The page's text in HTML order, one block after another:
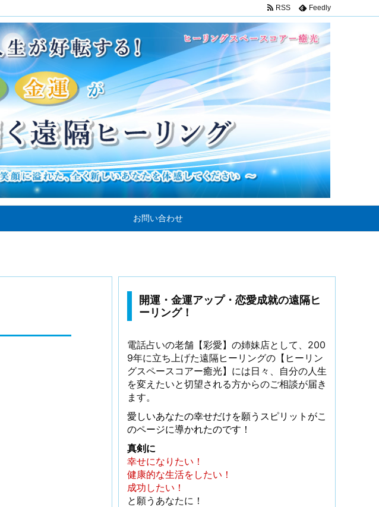
お問い合わせ
RSS Feedly
開運・金運アップ・恋愛成就の遠隔ヒ
ーリング！
電話占いの老舗【彩愛】の姉妹店として、200
9年に立ち上げた遠隔ヒーリングの【ヒーリン
グスペースコアー癒光】には日々、自分の人生
を変えたいと切望される方からのご相談が届き
ます。
愛しいあなたの幸せだけを願うスピリットがこ
のページに導かれたのです！
真剣に
幸せになりたい！
健康的な生活をしたい！
成功したい！
と願うあなたに！